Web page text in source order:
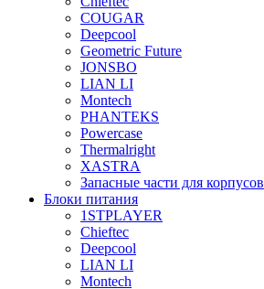
COUGAR
Deepcool
Geometric Future
JONSBO
LIAN LI
Montech
PHANTEKS
Powercase
Thermalright
XASTRA
Запасные части для корпусов
Блоки питания
1STPLAYER
Chieftec
Deepcool
LIAN LI
Montech